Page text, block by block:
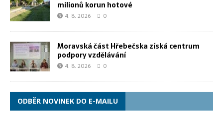
milionů korun hotové
4. 8. 2026 0
Moravská část Hřebečska získá centrum
podpory vzdělávání
4. 8. 2026 0
ODBĚR NOVINEK DO E-MAILU